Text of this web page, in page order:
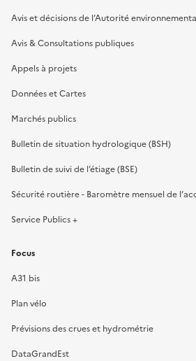
Avis et décisions de l’Autorité
Avis & Consultations publiques
Appels à projets
Données et Cartes
Marchés publics
Bulletin de situation hydrologique (BSH)
Bulletin de suivi de l’étiage (BSE)
Sécurité routière - Baromètre mensuel de
Service Publics +
Focus
A31 bis
Plan vélo
Prévisions des crues et hydrométrie
DataGrandEst